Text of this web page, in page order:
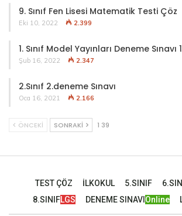
9. Sınıf Fen Lisesi Matematik Testi Çöz
Eki 10, 2022 2.399
1. Sınıf Model Yayınları Deneme
Şub 16, 2022 2.347
2.Sınıf 2.deneme Sınavı
Oca 16, 2021 2.166
ÖNCEKI SONRAKI 1 39
TEST ÇÖZ İLKOKUL 5.SINIF
8.SINIFLGS DENEME SINAVI Online